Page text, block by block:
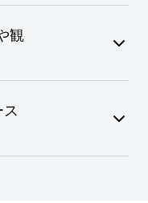
を素早く翻訳
インの正確な伝達が
ーディネーションに
ルチーム間での迅速
になります。
ガイド、アプリのコ
正確性を保証
とユーザーの好みに
観
トを迅速に翻訳